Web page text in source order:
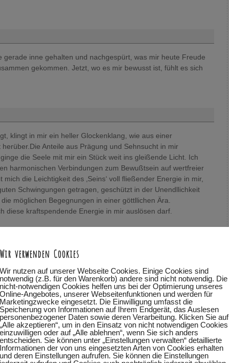
gerade inne gehalten und nachgespürt, was mir heute Freude
gekommen. Jetzt, wo es mir bewusst ist, fühlt es sich
klingt in mir ein heller Glockenklang, wie aus einer
Anteile aus Prägung und Sehnsucht in mir
die Seele mit mir ein Stück weit ins gleißende Licht. Ich
harmonischen Verbindungen zum Bewußtsein auf wertfreier
die Leichtigkeit des ‚Seins‘ voll fließender Energie in mir,
Schwingungen getragen, geschützt in der Unendllichkeit
möglichen Begegnungen in einer göttllichen Ära.
diese kraftspendende Energie in mir auslösen darf.
geholfen hat, „nach Hause zu kommen“, ganz tief bei
ist ein Prozess. Alle Dinge, die du ansprichst, sind wichtig
Wir verwenden Cookies
Wir nutzen auf unserer Webseite Cookies. Einige Cookies sind
notwendig (z.B. für den Warenkorb) andere sind nicht notwendig. Die
nicht-notwendigen Cookies helfen uns bei der Optimierung unseres
Online-Angebotes, unserer Webseitenfunktionen und werden für
Marketingzwecke eingesetzt. Die Einwilligung umfasst die
Speicherung von Informationen auf Ihrem Endgerät, das Auslesen
personenbezogener Daten sowie deren Verarbeitung. Klicken Sie auf
„Alle akzeptieren“, um in den Einsatz von nicht notwendigen Cookies
einzuwilligen oder auf „Alle ablehnen“, wenn Sie sich anders
entscheiden. Sie können unter „Einstellungen verwalten“ detaillierte
Informationen der von uns eingesetzten Arten von Cookies erhalten
und deren Einstellungen aufrufen. Sie können die Einstellungen